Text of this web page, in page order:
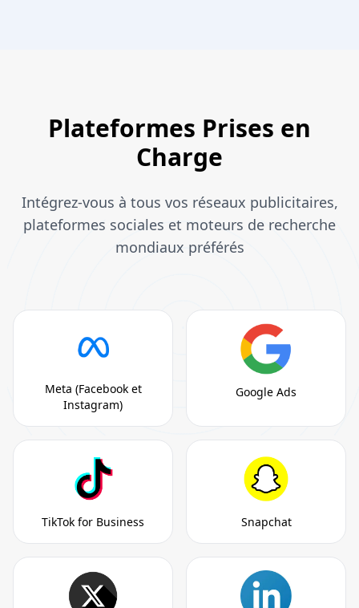
Plateformes Prises en
Charge
Intégrez-vous à tous vos réseaux publicitaires,
plateformes sociales et moteurs de recherche
mondiaux préférés
Meta (Facebook et
Instagram)
Google Ads
TikTok for Business Snapchat